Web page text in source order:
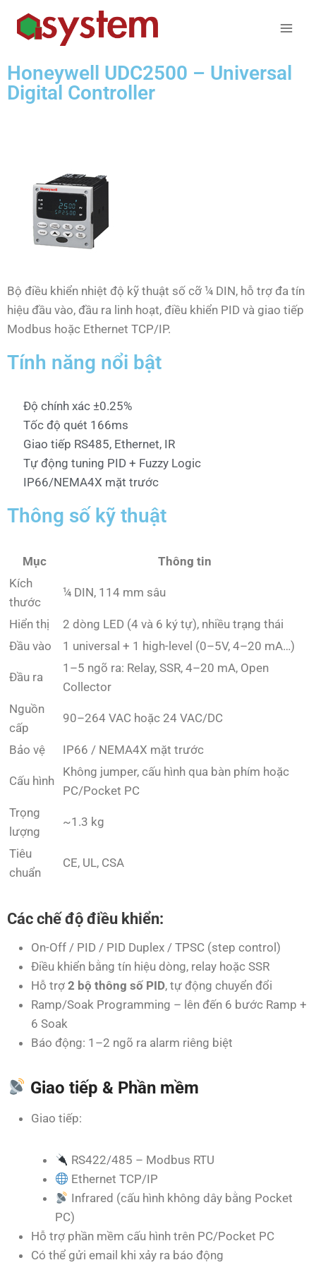
Honeywell UDC2500 – Universal
Digital Controller
Bộ điều khiển nhiệt độ kỹ thuật số cỡ ¼ DIN, hỗ trợ đa tín
hiệu đầu vào, đầu ra linh hoạt, điều khiển PID và giao tiếp
Modbus hoặc Ethernet TCP/IP.
Tính năng nổi bật
Độ chính xác ±0.25%
Tốc độ quét 166ms
Giao tiếp RS485, Ethernet, IR
Tự động tuning PID + Fuzzy Logic
IP66/NEMA4X mặt trước
Thông số kỹ thuật
Mục
Thông tin
Kích
thước
¼ DIN, 114 mm sâu
Hiển thị
2 dòng LED (4 và 6 ký tự), nhiều trạng thái
Đầu vào
1 universal + 1 high-level (0–5V, 4–20 mA…)
Đầu ra
1–5 ngõ ra: Relay, SSR, 4–20 mA, Open
Collector
Nguồn
cấp
90–264 VAC hoặc 24 VAC/DC
Bảo vệ IP66 / NEMA4X mặt trước
Cấu hình
Không jumper, cấu hình qua bàn phím hoặc
PC/Pocket PC
Trọng
lượng
~1.3 kg
Tiêu
chuẩn
CE, UL, CSA
Các chế độ điều khiển:
On-Off / PID / PID Duplex / TPSC (step control)
Điều khiển bằng tín hiệu dòng, relay hoặc SSR
Hỗ trợ 2 bộ thông số PID, tự động chuyển đổi
Ramp/Soak Programming – lên đến 6 bước Ramp +
6 Soak
Báo động: 1–2 ngõ ra alarm riêng biệt
Giao tiếp & Phần mềm
Giao tiếp:
RS422/485 – Modbus RTU
Ethernet TCP/IP
Infrared (cấu hình không dây bằng Pocket
PC)
Hỗ trợ phần mềm cấu hình trên PC/Pocket PC
Có thể gửi email khi xảy ra báo động